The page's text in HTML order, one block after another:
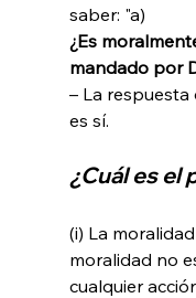
saber: "a)
¿Es
mandado por
– La
¿Cuál es el
(i) La
moralidad no
cualquier